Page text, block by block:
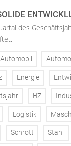
des
Automobil
Energie
HZ
Logistik
Schrott Stahl